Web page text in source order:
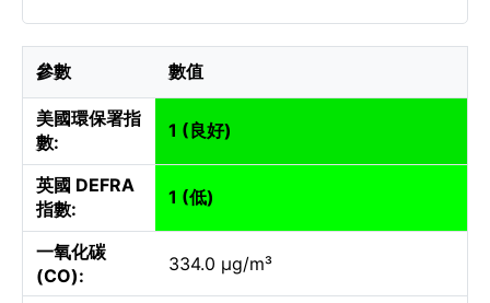
參數 數值
美國環保署指
數:
1 (良好)
英國 DEFRA
指數:
1 (低)
一氧化碳
(CO):
334.0 µg/m³